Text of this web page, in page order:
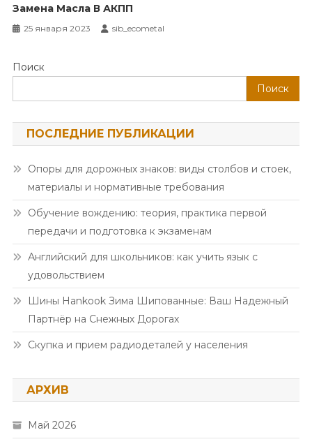
Замена Масла В АКПП
25 января 2023 sib_ecometal
Поиск
Поиск
ПОСЛЕДНИЕ ПУБЛИКАЦИИ
Опоры для дорожных знаков: виды столбов и стоек,
материалы и нормативные требования
Обучение вождению: теория, практика первой
передачи и подготовка к экзаменам
Английский для школьников: как учить язык с
удовольствием
Шины Hankook Зима Шипованные: Ваш Надежный
Партнёр на Снежных Дорогах
Скупка и прием радиодеталей у населения
АРХИВ
Май 2026